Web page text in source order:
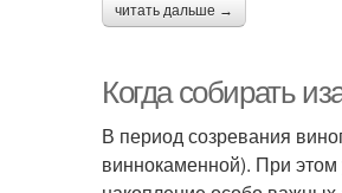
читать дальше →
Когда собирать
В период созревания
виннокаменной). При этом